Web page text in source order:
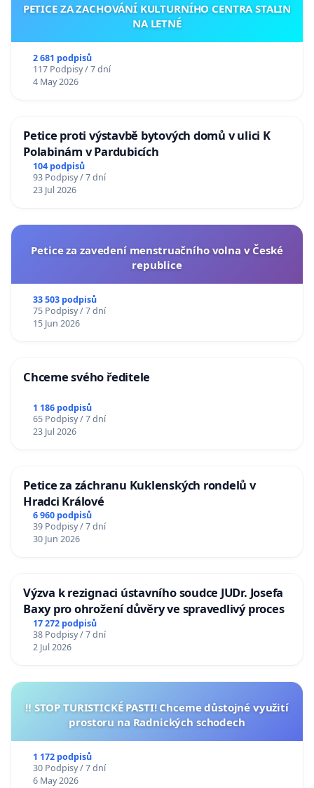
PETICE ZA ZACHOVÁNÍ KULTURNÍHO CENTRA STALIN
NA LETNÉ
2 681 podpisů
117 Podpisy / 7 dní
4 May 2026
Petice proti výstavbě bytových domů v ulici K
Polabinám v Pardubicích
104 podpisů
93 Podpisy / 7 dní
23 Jul 2026
Petice za zavedení menstruačního volna v České
republice
33 503 podpisů
75 Podpisy / 7 dní
15 Jun 2026
Chceme svého ředitele
1 186 podpisů
65 Podpisy / 7 dní
23 Jul 2026
Petice za záchranu Kuklenských rondelů v
Hradci Králové
6 960 podpisů
39 Podpisy / 7 dní
30 Jun 2026
Výzva k rezignaci ústavního soudce JUDr. Josefa
Baxy pro ohrožení důvěry ve spravedlivý proces
17 272 podpisů
38 Podpisy / 7 dní
2 Jul 2026
‼️ STOP TURISTICKÉ PASTI! Chceme důstojné využití
prostoru na Radnických schodech
1 172 podpisů
30 Podpisy / 7 dní
6 May 2026